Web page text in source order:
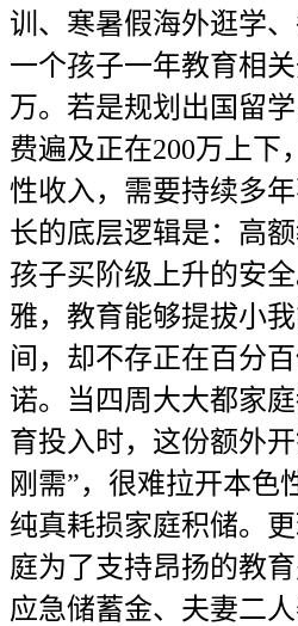
训、寒暑假海外逛学
一个孩子一年教育相
万。若是规划出国留
费遍及正在200万上下
性收入，需要持续多
长的底层逻辑是：高
孩子买阶级上升的安
雅，教育能够提拔小
间，却不存正在百分
诺。当四周大大都家
育投入时，这份额外
刚需”，很难拉开本色
纯真耗损家庭积储。
庭为了支持昂扬的教
应急储蓄金、夫妻二